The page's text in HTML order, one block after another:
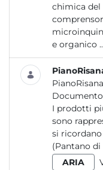
chimica del particolato atmosferico nel
e
Documento
I prodotti
sono
si
ARIA